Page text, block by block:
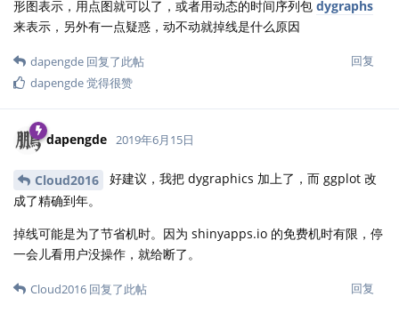
形图表示，用点图就可以了，或者用动态的时间序列包 dygraphs
来表示，另外有一点疑惑，动不动就掉线是什么原因
回复
dapengde 回复了此帖
dapengde觉得很赞
dapengde 2019年6月15日
Cloud2016
好建议，我把 dygraphics 加上了，而 ggplot 改
成了精确到年。
掉线可能是为了节省机时。因为 shinyapps.io 的免费机时有限，停
一会儿看用户没操作，就给断了。
回复
Cloud2016 回复了此帖